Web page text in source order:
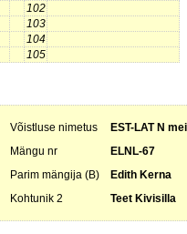
102
103
104
105
Võistluse nimetus
EST-LAT N
Mängu nr
ELNL-67
Parim mängija (B)
Edith Kerna
Kohtunik 2 Teet Kivisilla